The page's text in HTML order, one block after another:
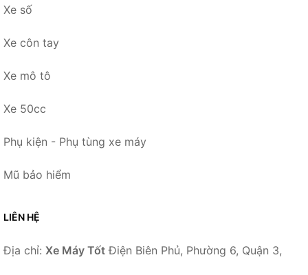
Xe số
Xe côn tay
Xe mô tô
Xe 50cc
Phụ kiện - Phụ tùng xe máy
Mũ bảo hiểm
LIÊN HỆ
Địa chỉ: Xe Máy Tốt Điện Biên Phủ, Phường 6, Quận 3,